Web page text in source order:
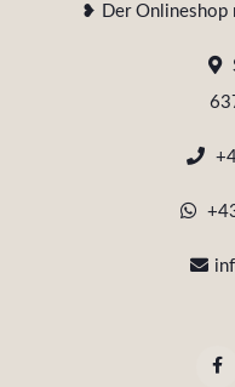
❥ Der Onlineshop